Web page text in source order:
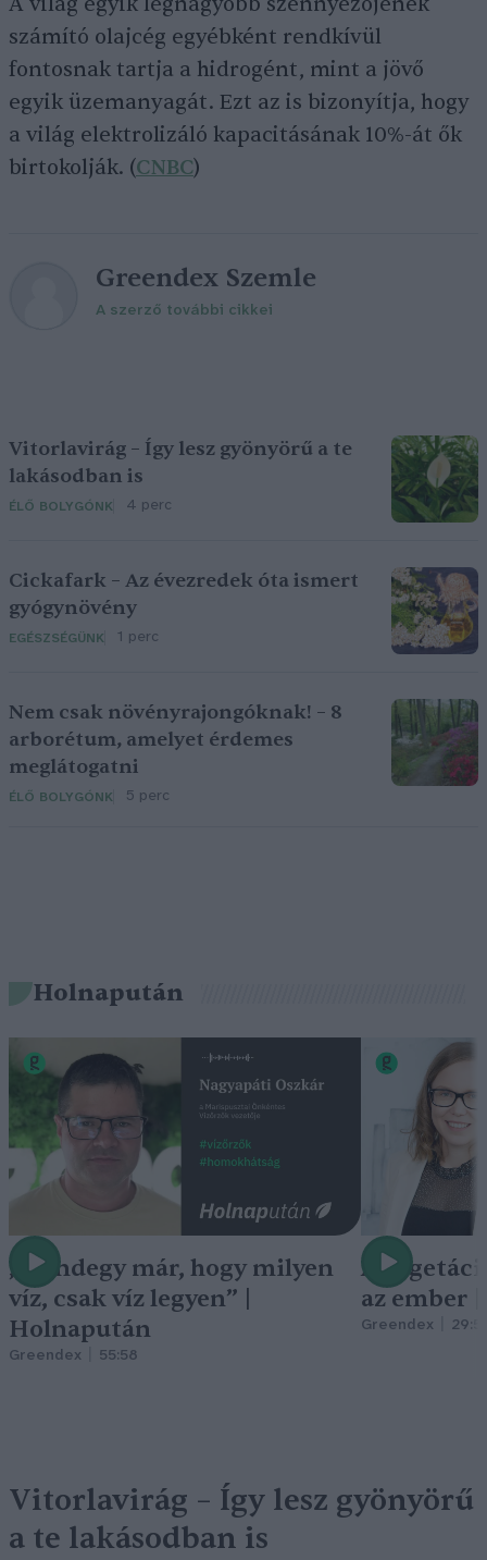
számító olajcég egyébként rendkívül
fontosnak tartja a hidrogént, mint a jövő
egyik üzemanyagát. Ezt az is bizonyítja, hogy
a világ elektrolizáló kapacitásának 10%-át ők
birtokolják. (CNBC)
Greendex Szemle
A szerző további cikkei
Vitorlavirág – Így lesz gyönyörű a te
lakásodban is
ÉLŐ BOLYGÓNK 4 perc
Cickafark – Az évezredek óta ismert
gyógynövény
EGÉSZSÉGÜNK 1 perc
Nem csak növényrajongóknak! – 8
arborétum, amelyet érdemes
meglátogatni
ÉLŐ BOLYGÓNK 5 perc
Holnapután
„Mindegy már, hogy milyen
víz, csak víz legyen” |
Holnapután
Greendex 55:58
A
az ember
Greendex
Vitorlavirág – Így lesz gyönyörű
a te lakásodban is